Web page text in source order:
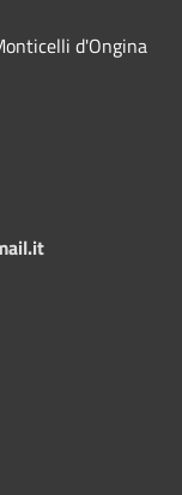
d'Ongina